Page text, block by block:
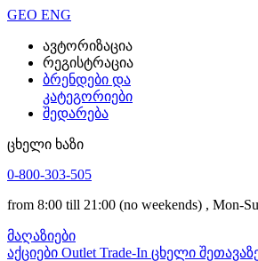
GEO ENG
ავტორიზაცია
რეგისტრაცია
ბრენდები და
კატეგორიები
შედარება
ცხელი ხაზი
0-800-303-505
from 8:00 till 21:00 (no weekends) , Mon-
მაღაზიები
აქციები Outlet Trade-In ცხელი